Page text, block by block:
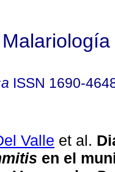
ISSN 1690-
Valle et al.
en el